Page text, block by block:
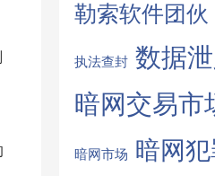
勒索软件团伙
执法查封 数据
暗网交易市
暗网市场 暗网